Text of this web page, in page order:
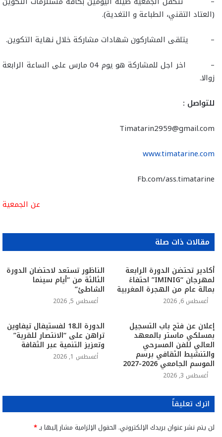
(العتاد التقني، الطباعة و التغدية).
– يتلقى المشاركون شهادات مشاركة خلال نهاية التكوين.
– اخر اجل للمشاركة هو يوم 04 مارس على الساعة الرابعة
زوالا.
للتواصل :
Timatarin2959@gmail.com
www.timatarine.com
Fb.com/ass.timatarine
عن الجمعية
مقالات ذات صلة
أكادير تحتضن الدورة الرابعة
لمهرجان “IMINIG” احتفاءً
بمائة عام من الهجرة المغربية
أغسطس 6, 2026
الناظور تستعد لاحتضان الدورة
الثالثة من “أيام سينما
الشاطئ”
أغسطس 5, 2026
إعلان عن فتح باب التسجيل
بمسلكي ماستر بالمعهد
العالي للفن المسرحي
والتنشيط الثقافي برسم
الموسم الجامعي 2026-2027
أغسطس 3, 2026
الدورة الـ18 لفستيفال تيفاوين
تراهن على “الانتصار للقرية”
وتعزيز التنمية عبر الثقافة
أغسطس 1, 2026
اترك تعليقاً
لن يتم نشر عنوان بريدك الإلكتروني. الحقول الإلزامية مشار إليها بـ*